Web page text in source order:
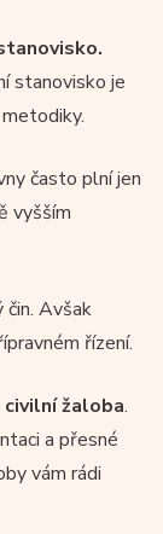
stanovisko je
často plní jen
vyšším
Avšak
řízení.
civilní žaloba.
a přesné
vám rádi